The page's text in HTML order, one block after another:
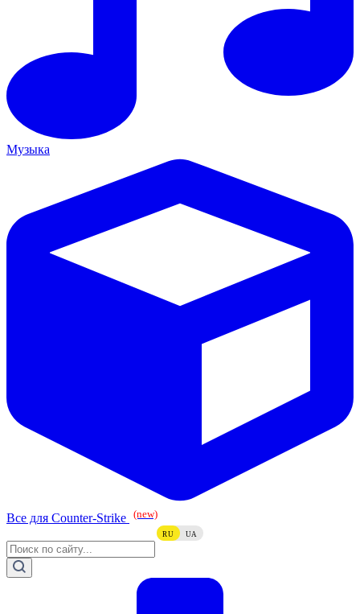
Музыка
Все для Counter-Strike (new)
RU UA